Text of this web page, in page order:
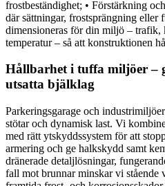
frostbeständighet; • Förstärkning
där sättningar, frostsprängning eller
dimensioneras för din miljö – trafik,
temperatur – så att konstruktionen
Hållbarhet i tuffa miljöer –
utsatta bjälklag
Parkeringsgarage och
stötar och dynamisk last. Vi
med rätt ytskyddssystem för att
armering och ge halkskydd samt
dränerade detaljlösningar,
fall mot brunnar minskar vi stående